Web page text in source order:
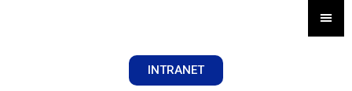
INTRANET